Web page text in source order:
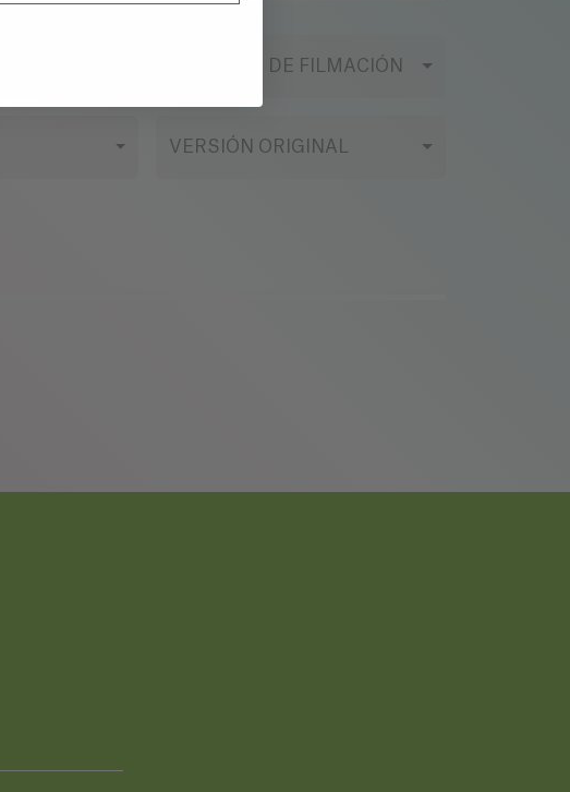
FORMATO DE FILMACIÓN
VERSIÓN ORIGINAL